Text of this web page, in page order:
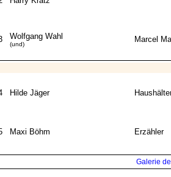
Wolfgang Wahl
(und)
Marcel
Hilde Jäger
Maxi Böhm Erzähler
Galerie